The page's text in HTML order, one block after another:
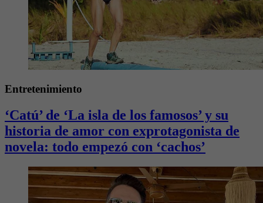
Entretenimiento
‘Catú’ de ‘La isla de los famosos’ y su
historia de amor con exprotagonista de
novela: todo empezó con ‘cachos’